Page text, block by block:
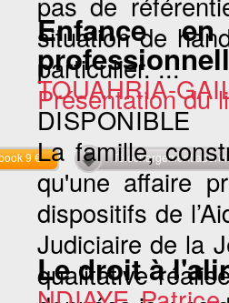
situation de
particulier. ...
Présentation du
9 € Téléchargement
Enfance
TOUAHRIA-
DISPONIBLE
La famille,
qu'une affaire
dispositifs de
Judiciaire de la
qualitative
Le droit à